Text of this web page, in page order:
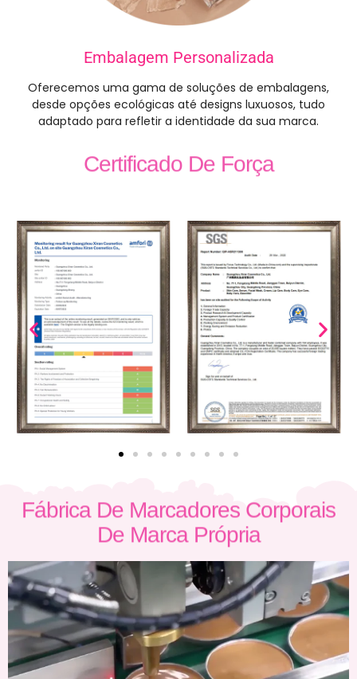
Embalagem Personalizada
Oferecemos uma gama de soluções de embalagens,
desde opções ecológicas até designs luxuosos, tudo
adaptado para refletir a identidade da sua marca.
Certificado De Força
Fábrica De Marcadores Corporais
De Marca Própria